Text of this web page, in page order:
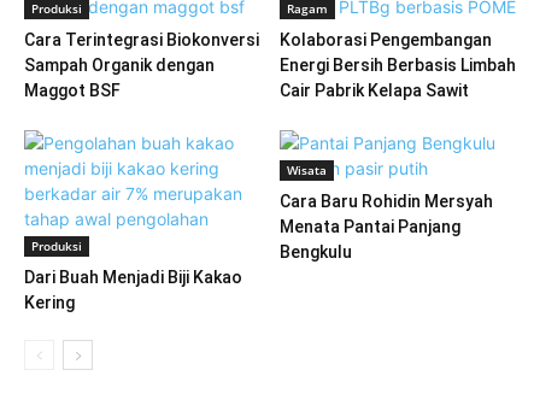
Produksi
Cara Terintegrasi Biokonversi
Sampah Organik dengan
Maggot BSF
Ragam
Kolaborasi Pengembangan
Energi Bersih Berbasis Limbah
Cair Pabrik Kelapa Sawit
Produksi
Dari Buah Menjadi Biji Kakao
Kering
Wisata
Cara Baru Rohidin Mersyah
Menata Pantai Panjang
Bengkulu